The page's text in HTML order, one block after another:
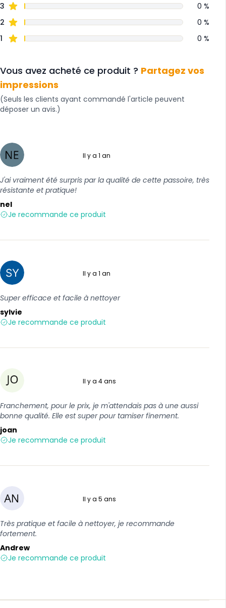
3
0 %
2
0 %
1
0 %
Vous avez acheté ce produit ? Partagez vos
impressions
(Seuls les clients ayant commandé l'article peuvent
déposer un avis.)
Il y a 1 an
J'ai vraiment été surpris par la qualité de cette passoire, très
résistante et pratique!
nel
Je recommande ce produit
Il y a 1 an
Super efficace et facile à nettoyer
sylvie
Je recommande ce produit
Il y a 4 ans
Franchement, pour le prix, je m'attendais pas à une aussi
bonne qualité. Elle est super pour tamiser finement.
joan
Je recommande ce produit
Il y a 5 ans
Très pratique et facile à nettoyer, je recommande
fortement.
Andrew
Je recommande ce produit